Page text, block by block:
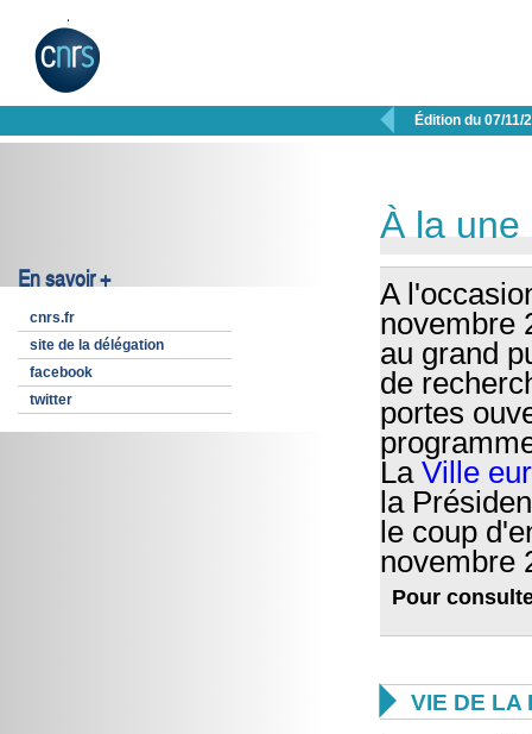
 Édition du 07/11/
En savoir +
cnrs.fr
site de la délégation
facebook
twitter
À la une
A
novembre
au grand
de
portes
La Ville
la
le coup
novembre
Pour
 VIE DE LA